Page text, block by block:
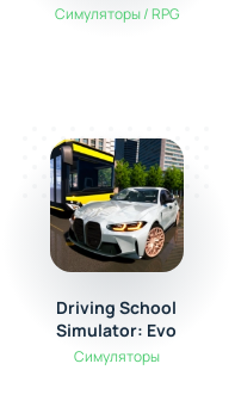
Симуляторы / RPG
Driving School
Simulator: Evo
Симуляторы